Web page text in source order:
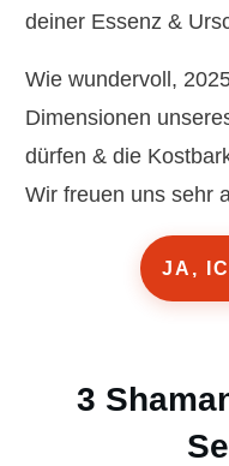
deiner Essenz &
Wie wundervoll,
Dimensionen
dürfen & die
Wir freuen uns sehr
JA,
3